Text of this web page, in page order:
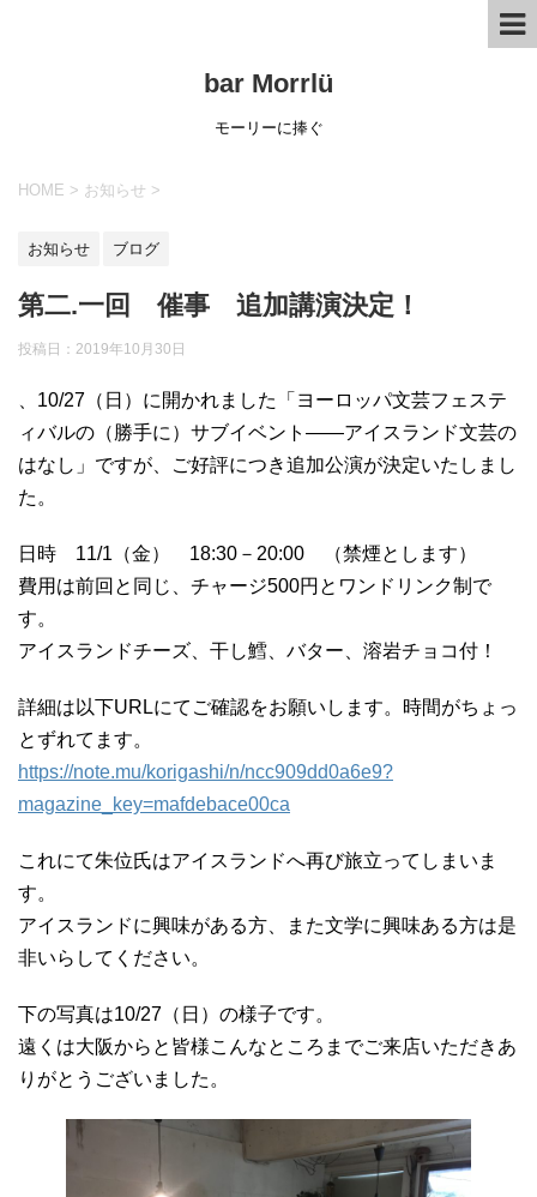
bar Morrlü
モーリーに捧ぐ
HOME > お知らせ >
お知らせ ブログ
第二.一回 催事 追加講演決定！
投稿日： 2019年10月30日
、10/27（日）に開かれました「ヨーロッパ文芸フェステ
ィバルの（勝手に）サブイベント――‏アイスランド文芸の
はなし」ですが、ご好評につき追加公演が決定いたしまし
た。
日時 11/1（金） 18:30－20:00 （禁煙とします）
費用は前回と同じ、チャージ500円とワンドリンク制で
す。
アイスランドチーズ、干し鱈、バター、溶岩チョコ付！
詳細は以下URLにてご確認をお願いします。時間がちょっ
とずれてます。
https://note.mu/korigashi/n/ncc909dd0a6e9?
magazine_key=mafdebace00ca
これにて朱位氏はアイスランドへ再び旅立ってしまいま
す。
アイスランドに興味がある方、また文学に興味ある方は是
非いらしてください。
下の写真は10/27（日）の様子です。
遠くは大阪からと皆様こんなところまでご来店いただきあ
りがとうございました。